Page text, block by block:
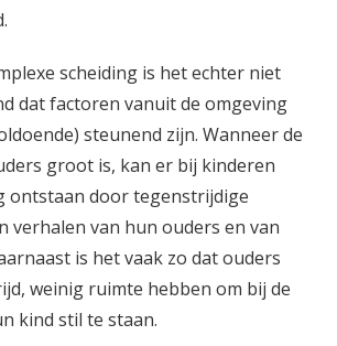
scheiding is het echter niet
dat factoren vanuit de omgeving
steunend zijn. Wanneer de
groot is, kan er bij kinderen
ontstaan door tegenstrijdige
verhalen van hun ouders en van
is het vaak zo dat ouders
weinig ruimte hebben om bij de
kind stil te staan.